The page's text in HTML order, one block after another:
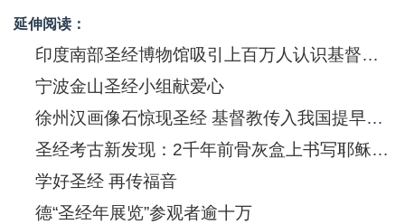
延伸阅读：
印度南部圣经博物馆吸引上百万人认识基督信息
宁波金山圣经小组献爱心
徐州汉画像石惊现圣经 基督教传入我国提早550年
圣经考古新发现：2千年前骨灰盒上书写耶稣(图)
学好圣经 再传福音
德“圣经年展览”参观者逾十万